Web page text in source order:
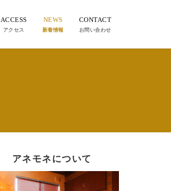
ACCESS
アクセス
NEWS
新着情報
CONTACT
お問い合わせ
アネモネについて